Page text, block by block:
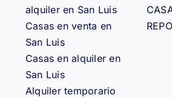
alquiler en San Luis
Casas en venta en
San Luis
Casas en alquiler en
San Luis
Alquiler temporario